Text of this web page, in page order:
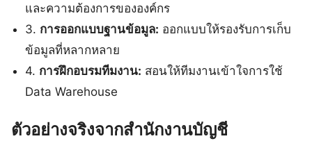
และความต้องการขององค์กร
3. การออกแบบฐานข้อมูล: ออกแบบให้รองรับการเก็บ
ข้อมูลที่หลากหลาย
4. การฝึกอบรมทีมงาน: สอนให้ทีมงานเข้าใจการใช้
Data Warehouse
ตัวอย่างจริงจากสำนักงานบัญชี